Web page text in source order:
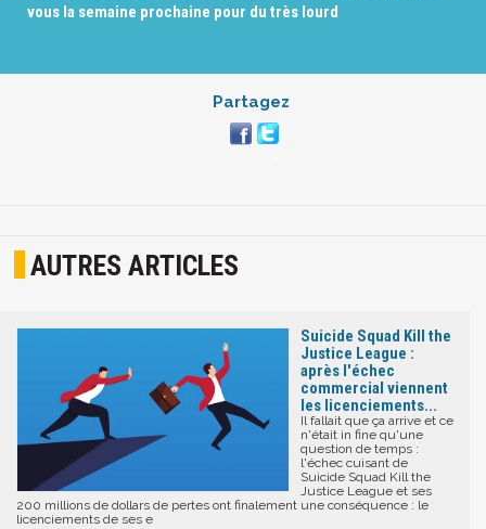
vous la semaine prochaine pour du très lourd
Partagez
AUTRES ARTICLES
Suicide Squad Kill the
Justice League :
après l'échec
commercial viennent
les licenciements...
Il fallait que ça arrive et ce
n'était in fine qu'une
question de temps :
l'échec cuisant de
Suicide Squad Kill the
Justice League et ses
200 millions de dollars de pertes ont finalement une conséquence : le
licenciements de ses e